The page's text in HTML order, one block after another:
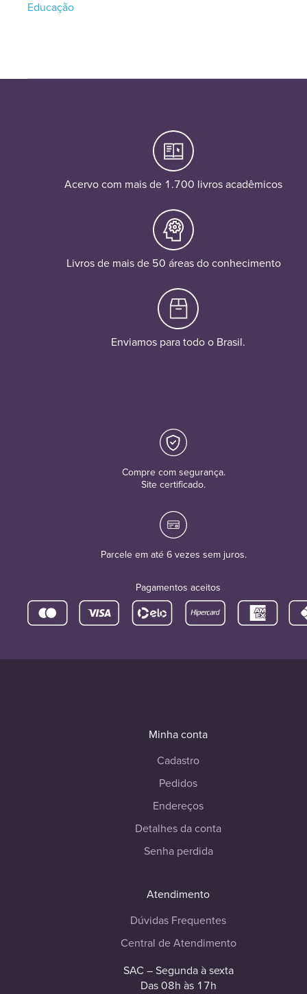
Educação
Acervo com mais de 1.700 livros acadêmicos
Livros de mais de 50 áreas do conhecimento
Enviamos para todo o Brasil.
Compre com segurança.
Site certificado.
Parcele em até 6 vezes sem juros.
Pagamentos aceitos
Minha conta
Cadastro
Pedidos
Endereços
Detalhes da conta
Senha perdida
Atendimento
Dúvidas Frequentes
Central de Atendimento
SAC – Segunda à sexta
Das 08h às 17h